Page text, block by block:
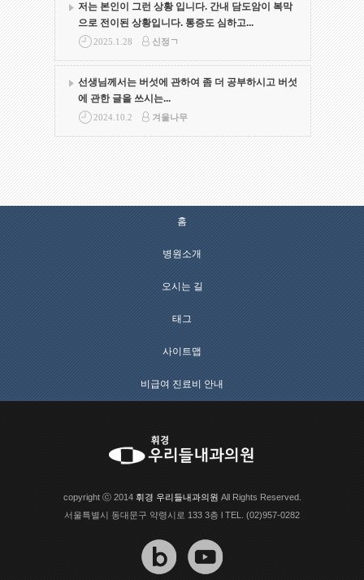
저는 본인이 그런 상황 입니다. 간내 담도암이 복막
으로 전이된 상황입니다. 통증도 심하고...
2025.1.28 신정ㄱ
선생님께서는 버섯에 관하여 좀 더 공부하시고 버섯
에 관한 글을 쓰시는...
2024.10.2 겨울나무
홈
병원소개
오시는 길
태그
사이트맵
비급여 진료비 안내
copyright ⓒ 2014 휘경 우리들내과의원 All Rights Reserved.
서울특별시 동대문구 약령시로 133 3층 l TEL. (02)957-0282